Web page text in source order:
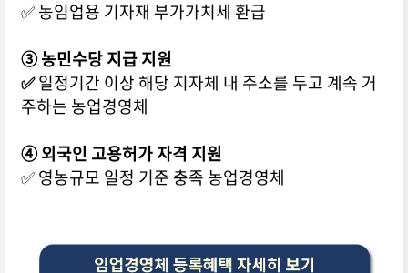
✅ 농임업용 기자재 부가가치세 환급
③ 농민수당 지급 지원
✅일정기간 이상 해당 지자체 내 주소를 두고 계속 거
주하는 농업경영체
④ 외국인 고용허가 자격 지원
✅ 영농규모 일정 기준 충족 농업경영체